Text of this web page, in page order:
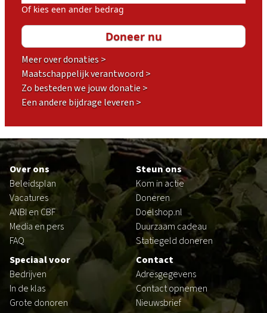
Of kies een ander bedrag
Meer over donaties >
Maatschappelijk verantwoord >
Zo besteden we jouw donatie >
Een andere bijdrage leveren >
Footer
Over ons
Beleidsplan
Vacatures
ANBI en CBF
Media en pers
FAQ
Steun ons
Kom in actie
Doneren
Doelshop.nl
Duurzaam cadeau
Statiegeld doneren
Speciaal voor
Bedrijven
In de klas
Grote donoren
Contact
Adresgegevens
Contact opnemen
Nieuwsbrief